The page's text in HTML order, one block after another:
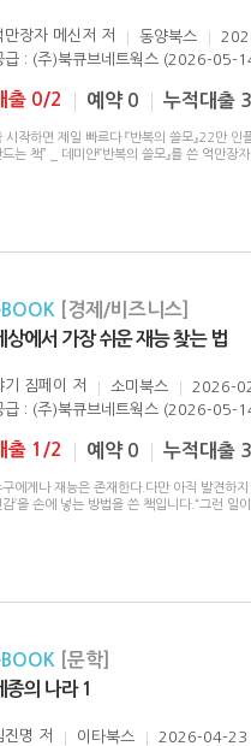
만장자 메신저 저 동양북스
급 : (주)북큐브네트웍스 (2026-05-
출 0/2 예약 0 누적대출 3
시작하면 제일 빠르다 『반복의 쓸모』22만 인
드는 책” _ 데미안『반복의 쓸모』를 쓴 억만장
[경제/비즈니스]
상에서 가장 쉬운 재능 찾는 법
기 짐페이 저 소미북스
2026-
급 : (주)북큐브네트웍스 (2026-05-
출 1/2 예약 0 누적대출 3
구에게나 재능은 존재한다.다만 아직 발견하
감’을 손에 넣는 방법을 쓴 책입니다.“그런 일
[문학]
종의 나라 1
진명 저 이타북스
2026-04-23